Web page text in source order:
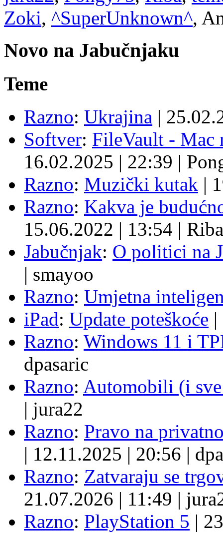
Zoki, ^SuperUnknown^,
Novo na Jabučnjaku
Teme
Razno: Ukrajina |
Softver: FileVault - Mac
16.02.2025 | 22:39 |
Razno: Muzički kutak |
Razno: Kakva je
15.06.2022 | 13:54 | Riba
Jabučnjak: O politici na
| smayoo
Razno: Umjetna
iPad: Update poteškoće |
Razno: Windows 11 i
dpasaric
Razno: Automobili (i
| jura22
Razno: Pravo na
| 12.11.2025 | 20:56 |
Razno: Zatvaraju se
21.07.2026 | 11:49 |
Razno: PlayStation 5 |